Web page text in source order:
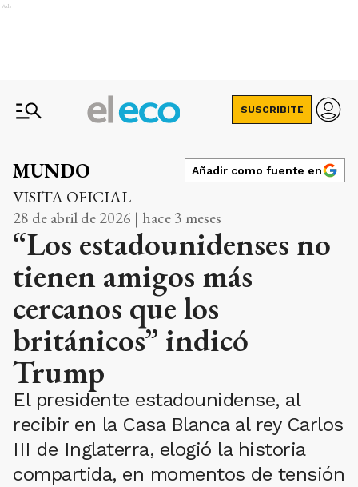
Ads
SUSCRIBITE
MUNDO Añadir como fuente en
VISITA OFICIAL
28 de abril de 2026 | hace 3 meses
“Los estadounidenses no
tienen amigos más
cercanos que los
británicos” indicó
Trump
El presidente estadounidense, al
recibir en la Casa Blanca al rey Carlos
III de Inglaterra, elogió la historia
compartida, en momentos de tensión